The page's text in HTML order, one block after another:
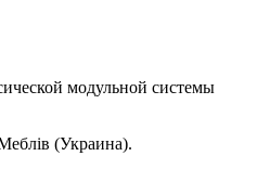
модульной системы
(Украина).